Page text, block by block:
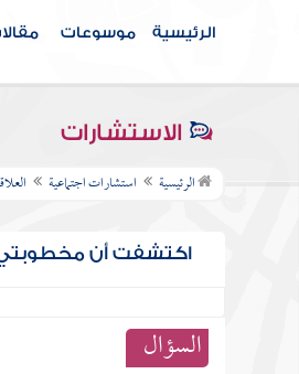
الرئيسية موسوعات
الاستشارات
الرئيسية استشارات اجتماعية
اكتشفت أن مخطوبتي
السؤال